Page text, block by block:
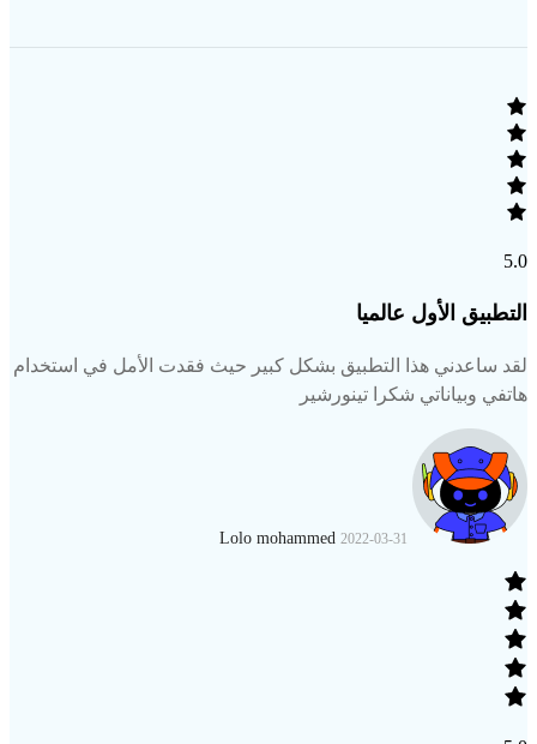
5.0
التطبيق الأول عالميا
لقد ساعدني هذا التطبيق بشكل كبير حيث فقدت الأمل في استخدام
هاتفي وبياناتي شكرا تينورشير
Lolo mohammed 2022-03-31